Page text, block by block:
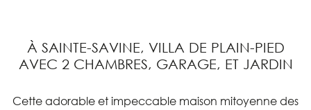
À SAINTE-SAVINE, VILLA DE PLAIN-PIED
AVEC 2 CHAMBRES, GARAGE, ET JARDIN
Cette adorable et impeccable maison mitoyenne des